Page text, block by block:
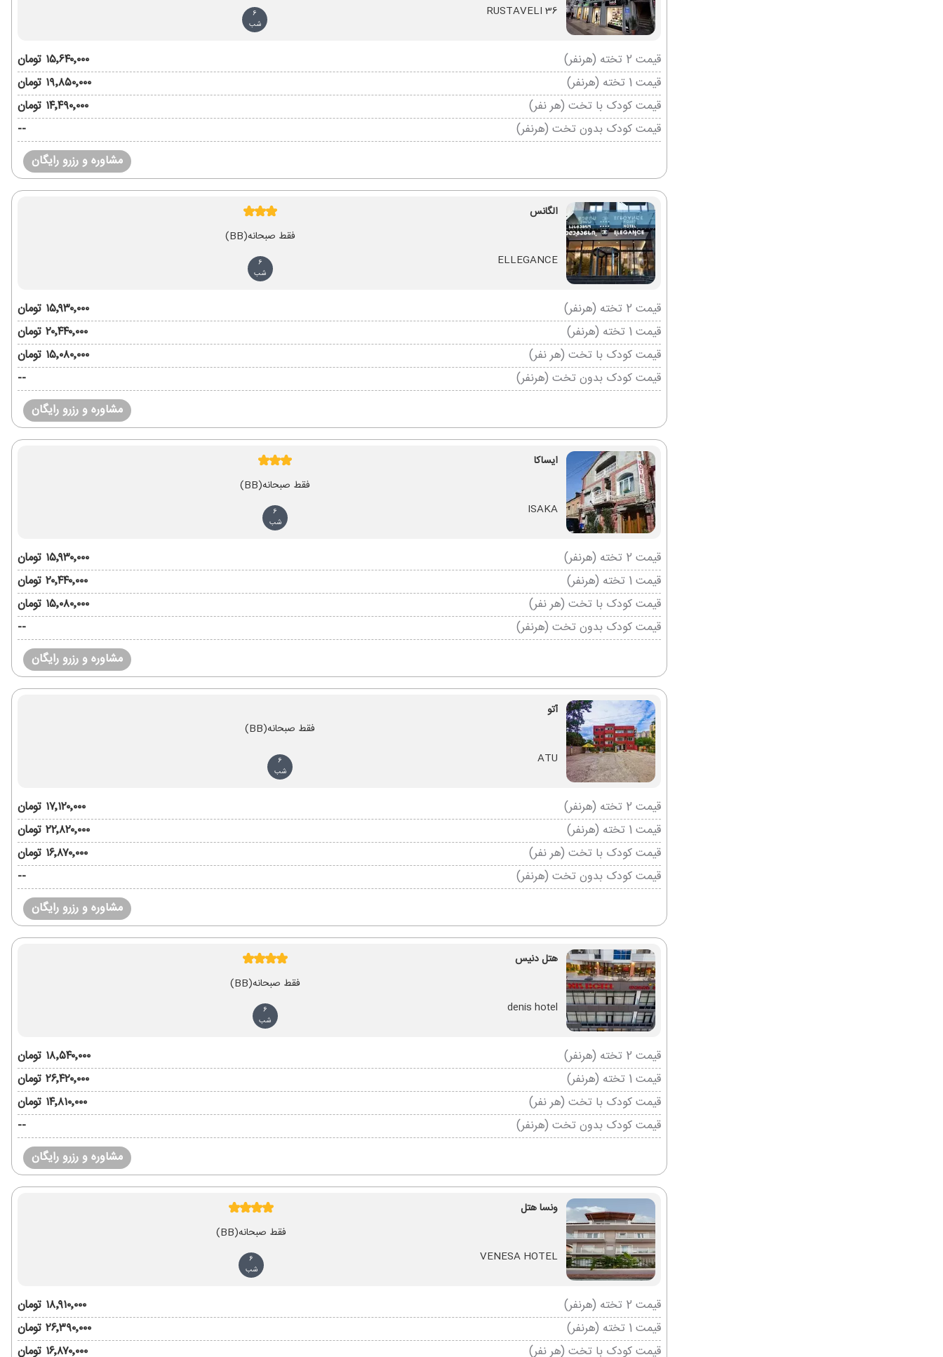
RUSTAVELI 36
6
شب
قیمت 2 تخته (هرنفر)
۱۵٬۶۴۰٬۰۰۰ تومان
قیمت 1 تخته (هرنفر)
۱۹٬۸۵۰٬۰۰۰ تومان
قیمت کودک با تخت (هر نفر)
۱۴٬۴۹۰٬۰۰۰ تومان
قیمت کودک بدون تخت (هرنفر)
--
مشاوره و رزرو رایگان
الگانس
ELLEGANCE
فقط صبحانه(BB)
6
شب
قیمت 2 تخته (هرنفر)
۱۵٬۹۳۰٬۰۰۰ تومان
قیمت 1 تخته (هرنفر)
۲۰٬۴۴۰٬۰۰۰ تومان
قیمت کودک با تخت (هر نفر)
۱۵٬۰۸۰٬۰۰۰ تومان
قیمت کودک بدون تخت (هرنفر)
--
مشاوره و رزرو رایگان
ایساکا
ISAKA
فقط صبحانه(BB)
6
شب
قیمت 2 تخته (هرنفر)
۱۵٬۹۳۰٬۰۰۰ تومان
قیمت 1 تخته (هرنفر)
۲۰٬۴۴۰٬۰۰۰ تومان
قیمت کودک با تخت (هر نفر)
۱۵٬۰۸۰٬۰۰۰ تومان
قیمت کودک بدون تخت (هرنفر)
--
مشاوره و رزرو رایگان
آتو
ATU
فقط صبحانه(BB)
6
شب
قیمت 2 تخته (هرنفر)
۱۷٬۱۲۰٬۰۰۰ تومان
قیمت 1 تخته (هرنفر)
۲۲٬۸۲۰٬۰۰۰ تومان
قیمت کودک با تخت (هر نفر)
۱۶٬۸۷۰٬۰۰۰ تومان
قیمت کودک بدون تخت (هرنفر)
--
مشاوره و رزرو رایگان
هتل دنیس
denis hotel
فقط صبحانه(BB)
6
شب
قیمت 2 تخته (هرنفر)
۱۸٬۵۴۰٬۰۰۰ تومان
قیمت 1 تخته (هرنفر)
۲۶٬۴۲۰٬۰۰۰ تومان
قیمت کودک با تخت (هر نفر)
۱۴٬۸۱۰٬۰۰۰ تومان
قیمت کودک بدون تخت (هرنفر)
--
مشاوره و رزرو رایگان
ونسا هتل
VENESA HOTEL
فقط صبحانه(BB)
6
شب
قیمت 2 تخته (هرنفر)
۱۸٬۹۱۰٬۰۰۰ تومان
قیمت 1 تخته (هرنفر)
۲۶٬۳۹۰٬۰۰۰ تومان
قیمت کودک با تخت (هر نفر)
۱۶٬۸۷۰٬۰۰۰ تومان